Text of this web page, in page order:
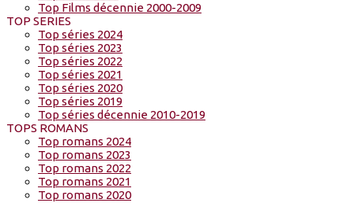
Top Films décennie 2000-2009
TOP SERIES
Top séries 2024
Top séries 2023
Top séries 2022
Top séries 2021
Top séries 2020
Top séries 2019
Top séries décennie 2010-2019
TOPS ROMANS
Top romans 2024
Top romans 2023
Top romans 2022
Top romans 2021
Top romans 2020